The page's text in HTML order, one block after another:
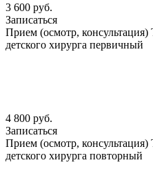
3 600 руб.
Записаться
Прием (осмотр,
детского хирурга первичный
4 800 руб.
Записаться
Прием (осмотр,
детского хирурга повторный